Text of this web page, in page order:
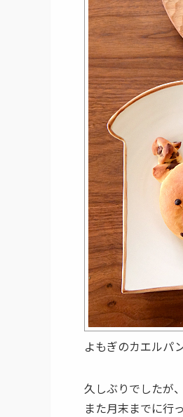
よもぎのカエルパ
久しぶりでしたが
また月末までに行